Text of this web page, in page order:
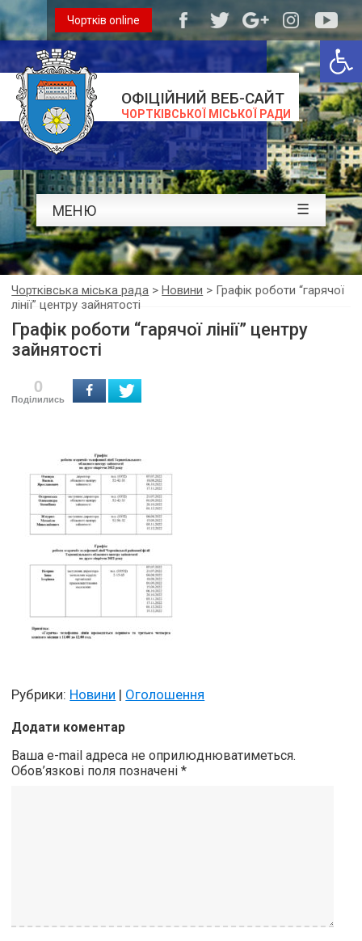
ОФІЦІЙНИЙ ВЕБ-САЙТ
ЧОРТКІВСЬКОЇ МІСЬКОЇ РАДИ
Чортків online
МЕНЮ ☰
Чортківська міська рада >Новини > Графік роботи “гарячої
лінії” центру зайнятості
Графік роботи “гарячої лінії” центру
зайнятості
0
Поділились
Рубрики: Новини | Оголошення
Додати коментар
Ваша e-mail адреса не оприлюднюватиметься.
Обов’язкові поля позначені*